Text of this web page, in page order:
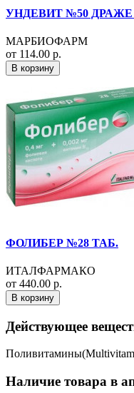
УНДЕВИТ №50
МАРБИОФАРМ
от 114.00 р.
В корзину
ФОЛИБЕР №28 ТАБ.
ИТАЛФАРМАКО
от 440.00 р.
В корзину
Действующее
Наличие товара в